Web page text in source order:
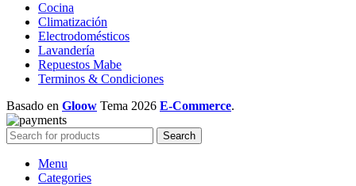
Cocina
Climatización
Electrodomésticos
Lavandería
Repuestos Mabe
Terminos & Condiciones
Basado en Gloow Tema 2026 E-Commerce.
Search
Menu
Categories